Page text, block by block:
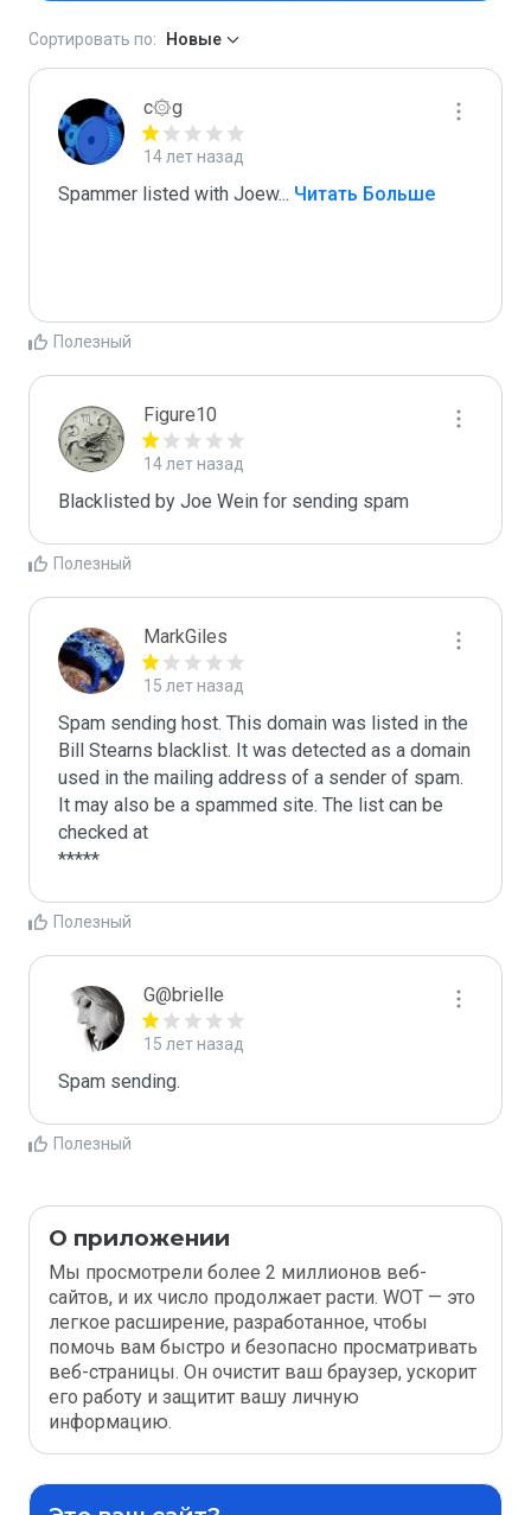
Сортировать по: Новые
c۞g
14 лет назад
Spammer listed with Joew... Читать Больше
Полезный
Figure10
14 лет назад
Blacklisted by Joe Wein for sending spam
Полезный
MarkGiles
15 лет назад
Spam sending host. This domain was listed in the
Bill Stearns blacklist. It was detected as a domain
used in the mailing address of a sender of spam.
It may also be a spammed site. The list can be
checked at
Полезный
G@brielle
15 лет назад
Spam sending.
Полезный
О приложении
Мы просмотрели более 2 миллионов веб-
сайтов, и их число продолжает расти. WOT — это
легкое расширение, разработанное, чтобы
помочь вам быстро и безопасно просматривать
веб-страницы. Он очистит ваш браузер, ускорит
его работу и защитит вашу личную
информацию.